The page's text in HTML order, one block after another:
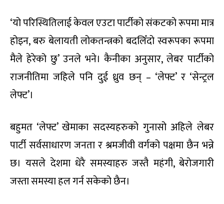
‘यो परिस्थितिलाई केवल एउटा पार्टीको संकटको रूपमा मात्र
होइन, बरु बेलायती लोकतन्त्रको बदलिँदो स्वरूपका रूपमा
मैले हेरेको छु’ उनले भने। कैनीका अनुसार, लेबर पार्टीको
राजनीतिमा जहिले पनि दुई ध्रुव छन् – ‘लेफ्ट’ र ‘सेन्ट्रल
लेफ्ट’।
बहुमत ‘लेफ्ट’ खेमाका सदस्यहरुको गुनासो अहिले लेबर
पार्टी सर्वसाधारण जनता र श्रमजीवी वर्गको पक्षमा छैन भन्ने
छ। यसले देशमा धेरै समस्याहरु जस्तै महंगी, बेरोजगारी
जस्ता समस्या हल गर्न सकेको छैन।